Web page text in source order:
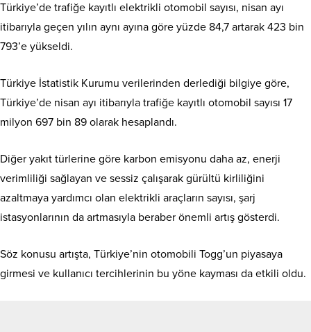
Türkiye’de trafiğe kayıtlı elektrikli otomobil sayısı, nisan ayı
itibarıyla geçen yılın aynı ayına göre yüzde 84,7 artarak 423 bin
793’e yükseldi.
Türkiye İstatistik Kurumu verilerinden derlediği bilgiye göre,
Türkiye’de nisan ayı itibarıyla trafiğe kayıtlı otomobil sayısı 17
milyon 697 bin 89 olarak hesaplandı.
Diğer yakıt türlerine göre karbon emisyonu daha az, enerji
verimliliği sağlayan ve sessiz çalışarak gürültü kirliliğini
azaltmaya yardımcı olan elektrikli araçların sayısı, şarj
istasyonlarının da artmasıyla beraber önemli artış gösterdi.
Söz konusu artışta, Türkiye’nin otomobili Togg’un piyasaya
girmesi ve kullanıcı tercihlerinin bu yöne kayması da etkili oldu.